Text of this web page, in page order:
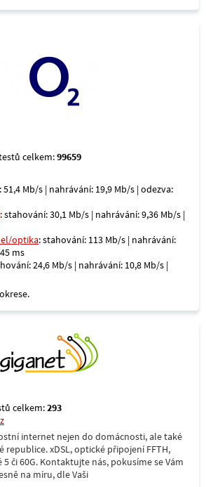
celkem:99659
51,4 Mb/s | nahrávání: 19,9 Mb/s | odezva:
: stahování: 30,1 Mb/s | nahrávání: 9,36 Mb/s |
optika: stahování: 113 Mb/s | nahrávání:
ms
24,6 Mb/s | nahrávání: 10,8 Mb/s |
celkem:293
internet nejen do domácnosti, ale také
republice. xDSL, optické připojení FFTH,
5 či 60G. Kontaktujte nás, pokusíme se Vám
na míru, dle Vaši